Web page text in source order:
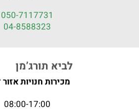
050-7117731
04-8588323
לביא תורג’מן
מכירות חנויות
08:00-17:00